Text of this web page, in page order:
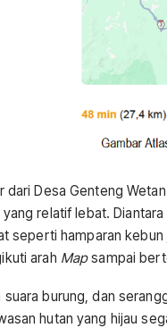
dari Desa Genteng
yang relatif lebat.
seperti hamparan kebun
arah Mapsampai
suara burung, dan
hutan yang hijau